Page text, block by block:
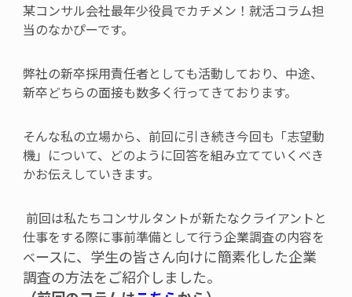
某コンサル会社最年少役員でカチメン！就活コラム担
当のなかぴーです。
弊社の新卒採用責任者としても活動しており、中途、
新卒どちらの面接も数多く行ってきております。
そんな私の立場から、前回に引き続き今回も「志望動
機」について、どのように回答を組み立てていくべき
かお伝えしていきます。
前回は私たちコンサルタントが新たなクライアントと
仕事をする際に事前準備として行う企業調査の内容を
ベースに、学生の皆さん向けに簡素化した企業
調査の方法をご紹介しました。